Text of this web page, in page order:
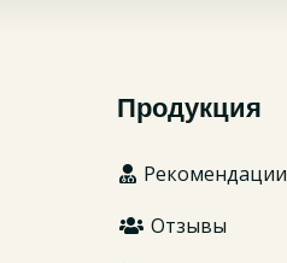
Продукция
Рекомендации
Отзывы